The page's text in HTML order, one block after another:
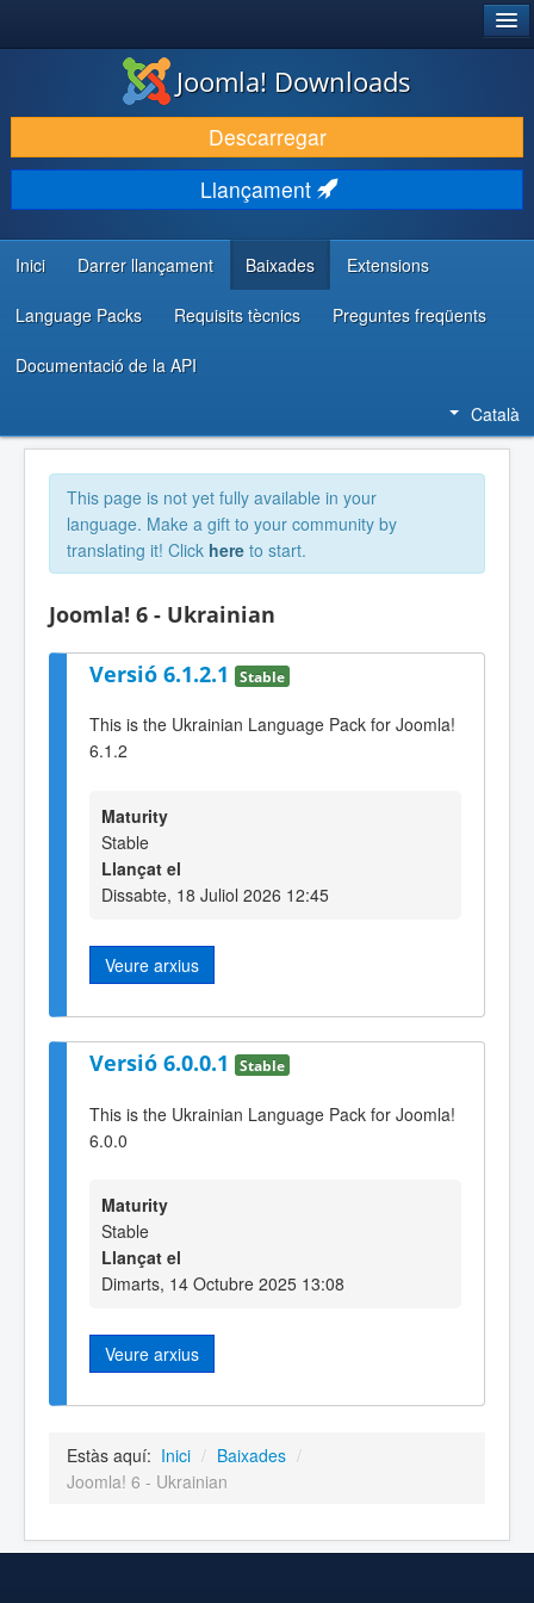
DESCARREGA & AMPLIA
DESCOBRIR & APRENDRE
COMUNITAT & SUPORT
RECURSOS PER DESENVOLUPADORS/ES
Joomla! Downloads
Descarregar
Llançament
Inici Darrer llançament Baixades Extensions
Language Packs Requisits tècnics Preguntes freqüents
Documentació de la API
Català
This page is not yet fully available in your
language. Make a gift to your community by
translating it! Click here to start.
Joomla! 6 - Ukrainian
Versió 6.1.2.1 Stable
This is the Ukrainian Language Pack for Joomla!
6.1.2
Maturity
Stable
Llançat el
Dissabte, 18 Juliol 2026 12:45
Veure arxius
Versió 6.0.0.1 Stable
This is the Ukrainian Language Pack for Joomla!
6.0.0
Maturity
Stable
Llançat el
Dimarts, 14 Octubre 2025 13:08
Veure arxius
Estàs aquí: Inici / Baixades /
Joomla! 6 - Ukrainian